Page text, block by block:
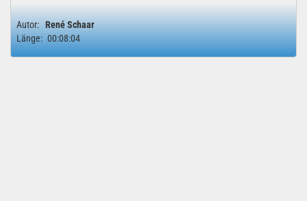
Autor: René Schaar
Länge: 00:08:04